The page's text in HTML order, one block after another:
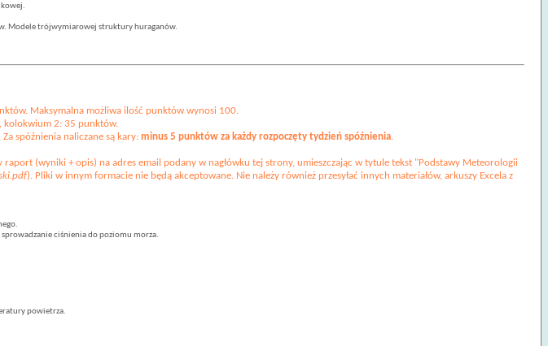
Modele trójwymiarowej struktury huraganów.
Maksymalna możliwa ilość punktów wynosi 100.
kolokwium 2: 35 punktów.
. Za spóźnienia naliczane są kary: minus 5 punktów za każdy rozpoczęty tydzień spóźnienia.
raport (wyniki + opis) na adres email podany w nagłówku tej strony, umieszczając w tytule tekst "Podstawy Meteorologii
). Pliki w innym formacie nie będą akceptowane. Nie należy również przesyłać innych materiałów, arkuszy Excela z
ciśnienia do poziomu morza.
powietrza.